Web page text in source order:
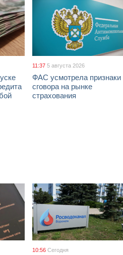
11:37 5 августа 2026
ФАС усмотрела признаки
сговора на рынке
страхования
10:56 Сегодня